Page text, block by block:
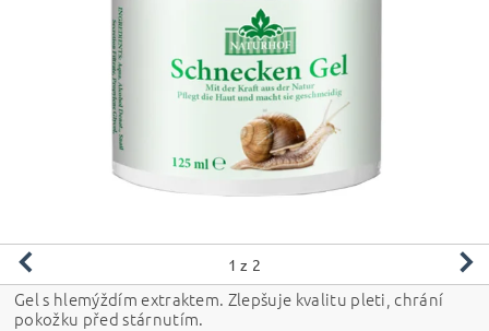
1 z 2
Gel s hlemýždím extraktem. Zlepšuje kvalitu pleti, chrání
pokožku před stárnutím.